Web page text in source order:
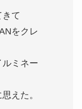
て
をクレ
ミネー
えた。